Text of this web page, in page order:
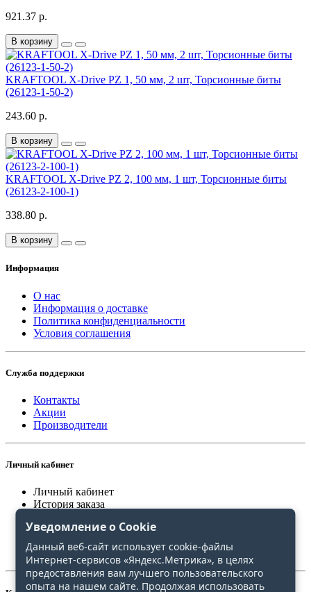
921.37 р.
В корзину
KRAFTOOL X-Drive PZ 1, 50 мм, 2 шт, Торсионные биты
(26123-1-50-2)
243.60 р.
В корзину
KRAFTOOL X-Drive PZ 2, 100 мм, 1 шт, Торсионные биты
(26123-2-100-1)
338.80 р.
В корзину
Информация
О нас
Информация о доставке
Политика конфиденциальности
Условия соглашения
Служба поддержки
Контакты
Акции
Производители
Личный кабинет
Личный кабинет
История заказа
Сравнение
Уведомление о Cookie
Данный веб-сайт использует cookie-файлы
Интернет-сервисов «Яндекс.Метрика», в целях
предоставления вам лучшего пользовательского
опыта на нашем сайте. Продолжая использовать